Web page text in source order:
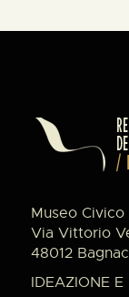
Museo
Via Vittorio
48012
IDEAZIONE E